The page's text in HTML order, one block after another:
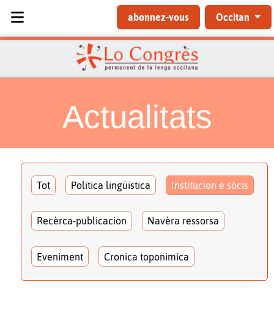
abonnez-vous Occitan
Actualitats
Tot Politica lingüistica Institucion e sòcis
Recèrca-publicacion Navèra ressorsa
Eveniment Cronica toponimica